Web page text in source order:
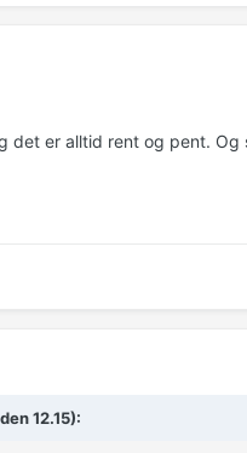
det er alltid rent og pent.
12.15):